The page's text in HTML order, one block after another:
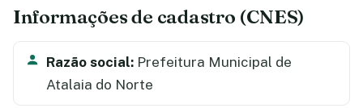
Informações de cadastro (CNES)
Razão social: Prefeitura Municipal de
Atalaia do Norte